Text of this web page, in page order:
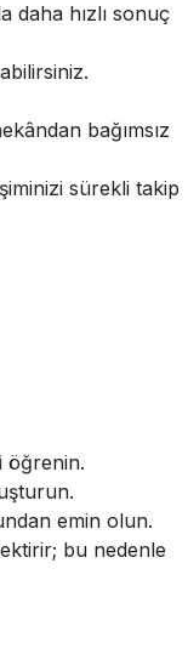
daha hızlı sonuç
bağımsız
sürekli takip
öğrenin.
emin olun.
bu nedenle